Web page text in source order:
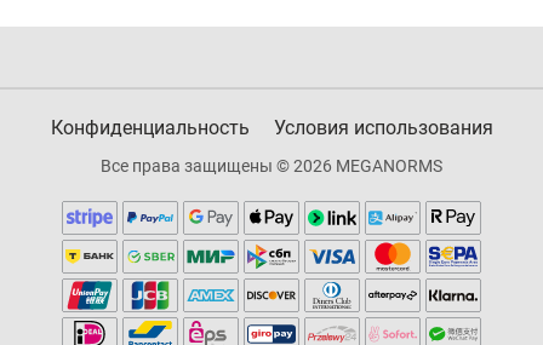
Конфиденциальность Условия использования
Все права защищены © 2026 MEGANORMS